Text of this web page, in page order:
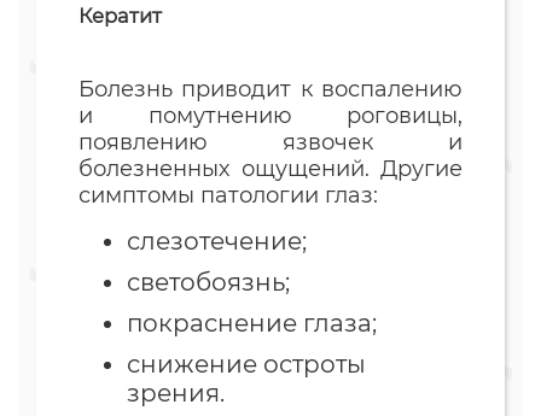
Кератит
Болезнь приводит к воспалению
и помутнению роговицы,
появлению язвочек и
болезненных ощущений. Другие
симптомы патологии глаз:
слезотечение;
светобоязнь;
покраснение глаза;
снижение остроты
зрения.